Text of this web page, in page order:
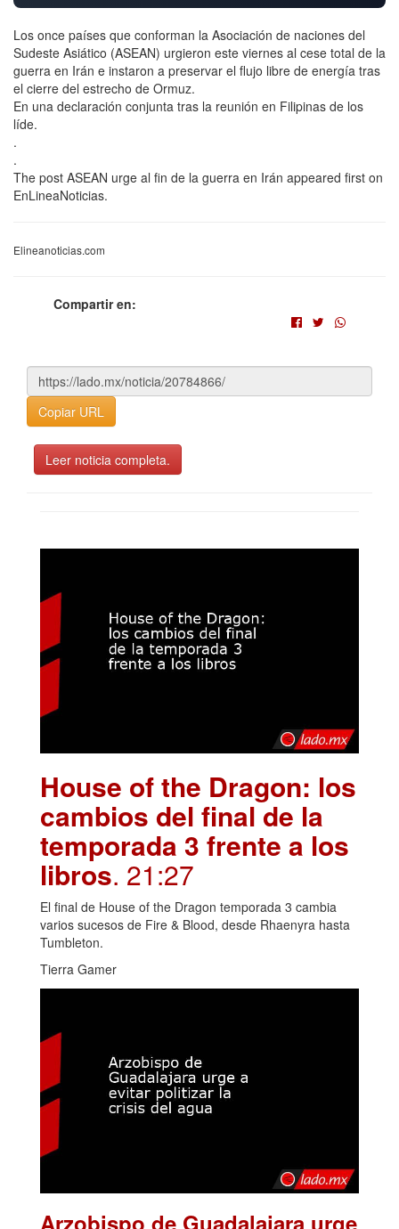
Los once países que conforman la Asociación de naciones del
Sudeste Asiático (ASEAN) urgieron este viernes al cese total de la
guerra en Irán e instaron a preservar el flujo libre de energía tras
el cierre del estrecho de Ormuz.
En una declaración conjunta tras la reunión en Filipinas de los
líde.
.
.
The post ASEAN urge al fin de la guerra en Irán appeared first on
EnLineaNoticias.
Elineanoticias.com
Compartir en:
Copiar URL
Leer noticia completa.
House of the Dragon: los
cambios del final de la
temporada 3 frente a los
libros. 21:27
El final de House of the Dragon temporada 3 cambia
varios sucesos de Fire & Blood, desde Rhaenyra hasta
Tumbleton.
Tierra Gamer
Arzobispo de Guadalajara urge